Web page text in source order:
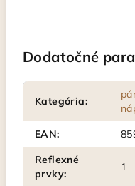
Dodatočné
Kategória:
EAN:
Reflexné
prvky:
1